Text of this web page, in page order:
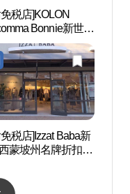
税店]KOLON
Bonnie新世界
州名牌折扣购物中
마보니 신세계사
리미엄아울렛 파
税店]Izzat Baba新
蒙坡州名牌折扣购
먼프리미엄아울렛
)